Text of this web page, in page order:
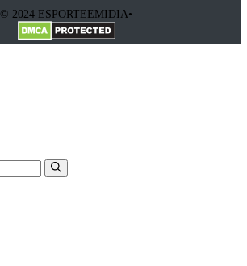
© 2024 ESPORTEEMIDIA•